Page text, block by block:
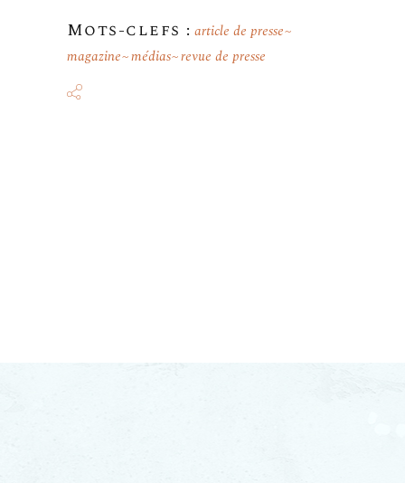
Mots-clefs : article de presse
magazine médias revue de presse